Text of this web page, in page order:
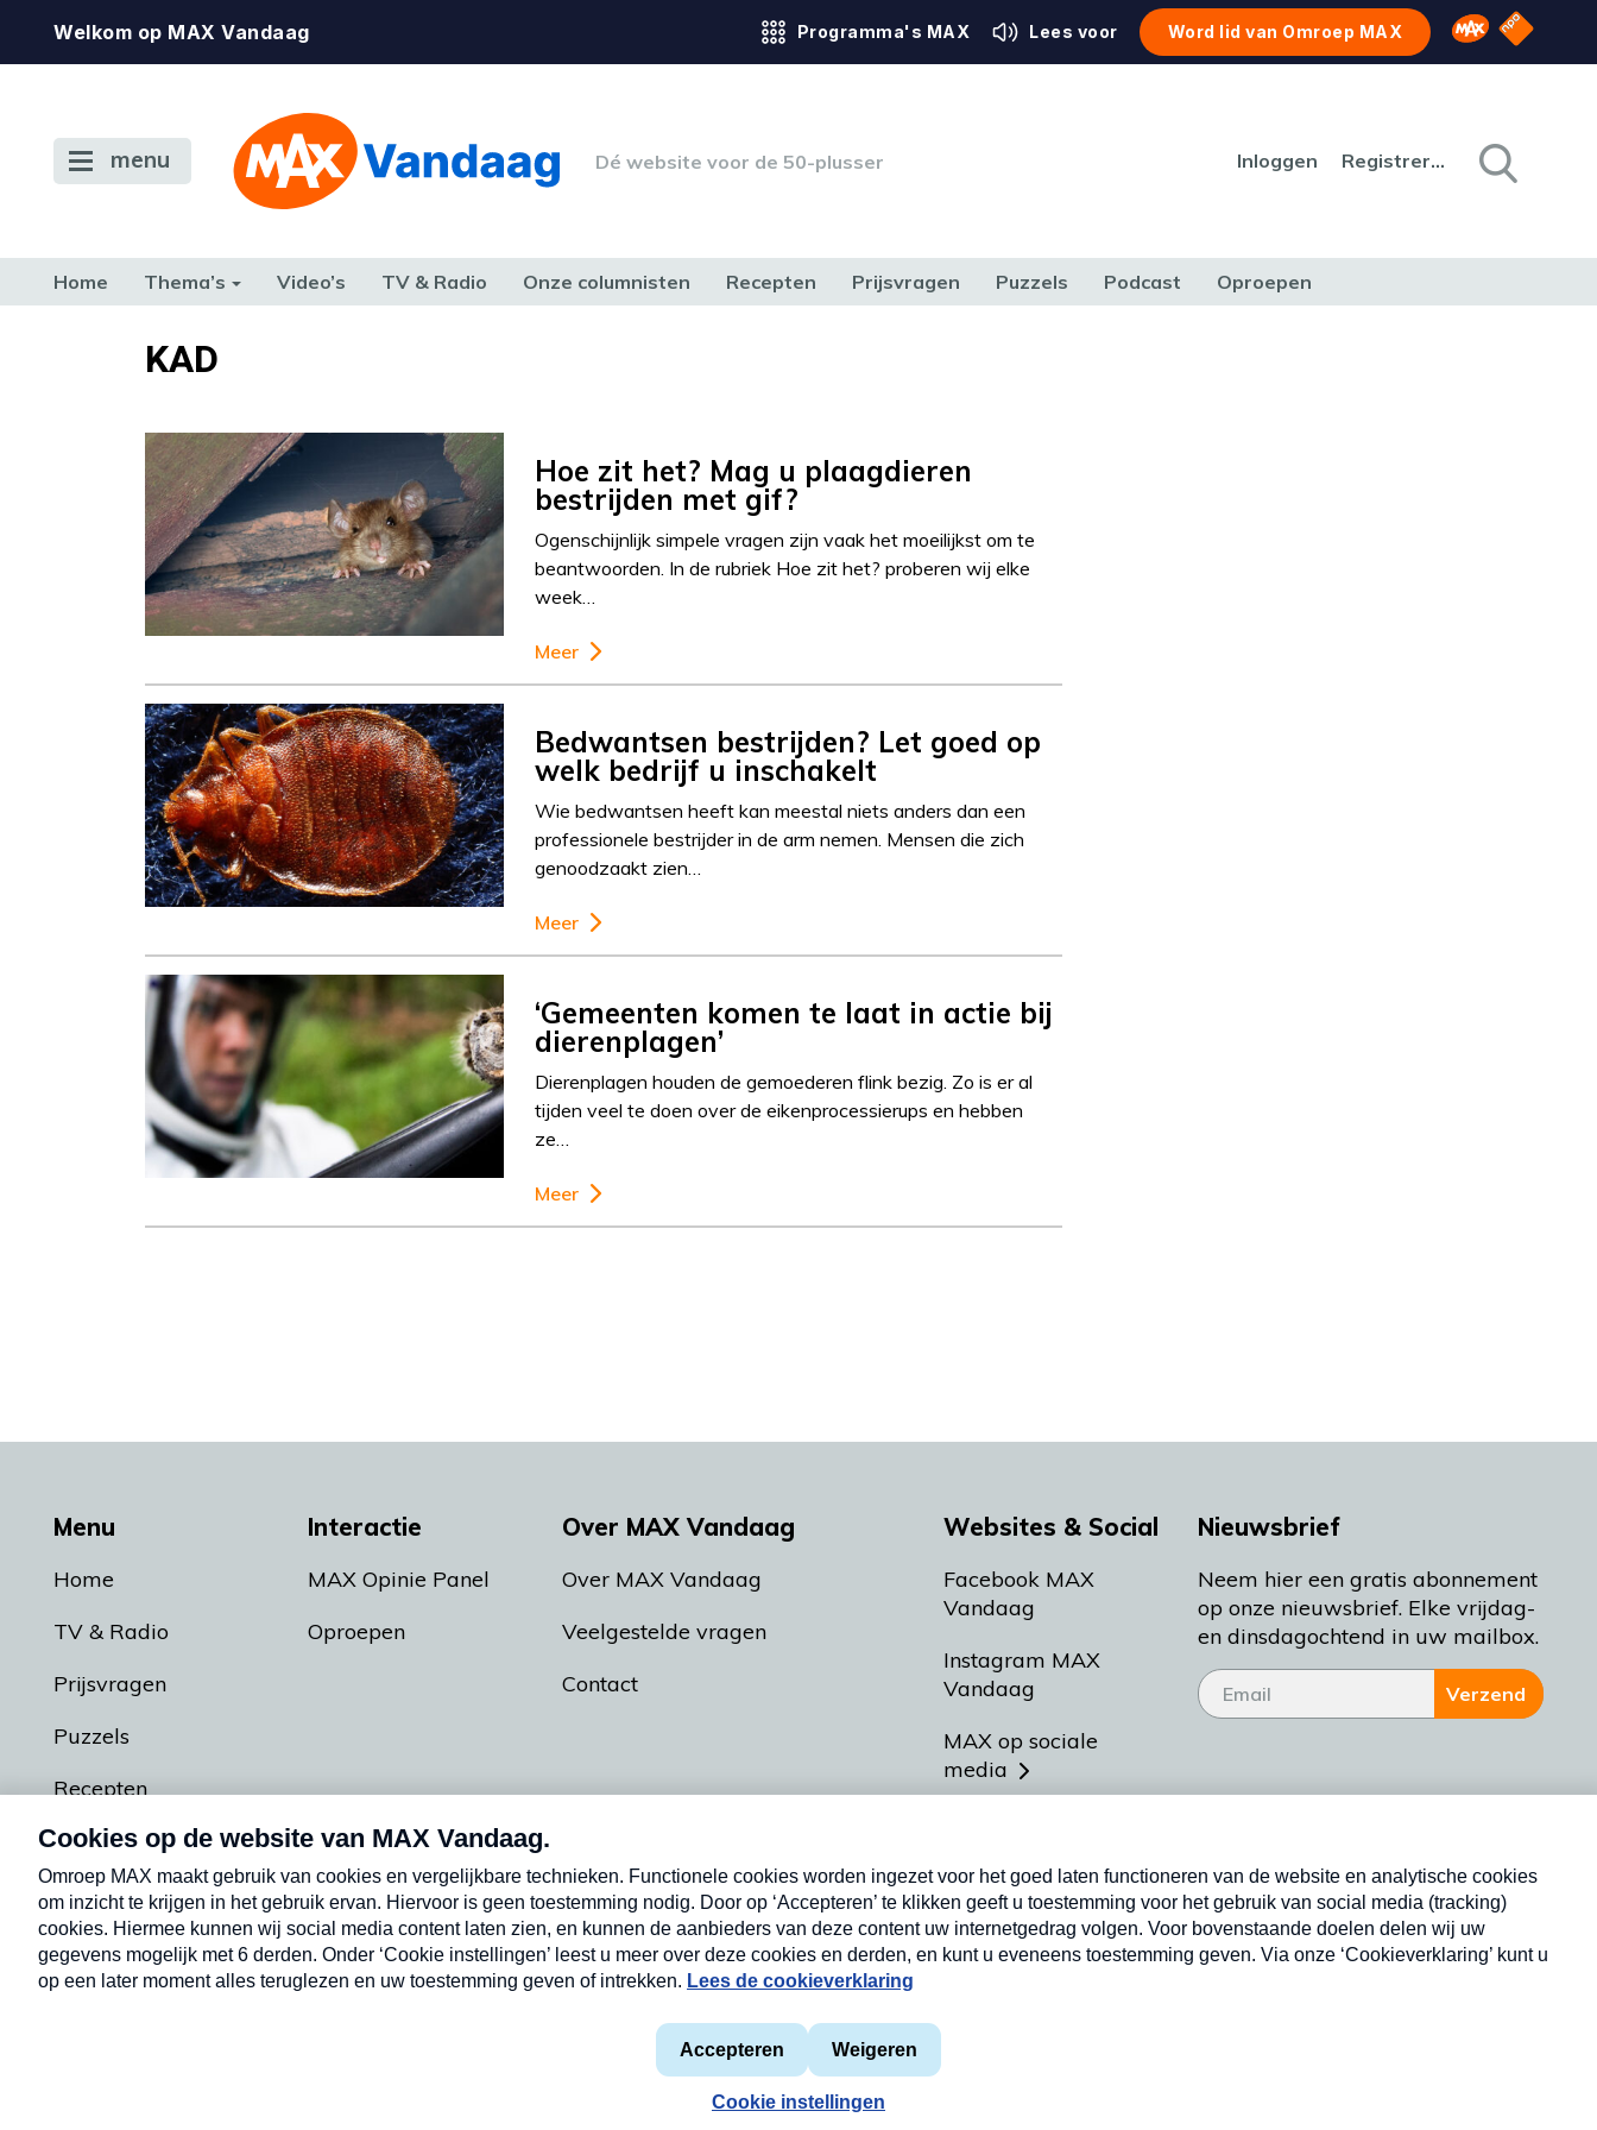
Welkom op MAX Vandaag Programma's MAX Lees voor Word lid van Omroep MAX Omroep MAX
NPO
menu Dé website voor de 50-plusser Inloggen Registreren
Home Thema’s Video’s TV & Radio Onze columnisten Recepten Prijsvragen Puzzels Podcast Oproepen
TERUG NAAR TOEN
KAD
Hoe zit het? Mag u plaagdieren
bestrijden met gif?
Ogenschijnlijk simpele vragen zijn vaak het moeilijkst om te
beantwoorden. In de rubriek Hoe zit het? proberen wij elke
week…
Meer
Bedwantsen bestrijden? Let goed op
welk bedrijf u inschakelt
Wie bedwantsen heeft kan meestal niets anders dan een
professionele bestrijder in de arm nemen. Mensen die zich
genoodzaakt zien…
Meer
‘Gemeenten komen te laat in actie bij
dierenplagen’
Dierenplagen houden de gemoederen flink bezig. Zo is er al
tijden veel te doen over de eikenprocessierups en hebben
ze…
Meer
Menu
Home
TV & Radio
Prijsvragen
Puzzels
Recepten
Podcasts
Interactie
MAX Opinie Panel
Oproepen
Over MAX Vandaag
Over MAX Vandaag
Veelgestelde vragen
Contact
Websites & Social
Facebook MAX
Vandaag
Instagram MAX
Vandaag
MAX op sociale
media
Meldpunt Actueel
Heel Holland Bakt
Nieuwsbrief
Neem hier een gratis abonnement
op onze nieuwsbrief. Elke vrijdag-
en dinsdagochtend in uw mailbox.
Verzend
Privacyverklaring
Cookieverklaring
Nieuwsbrief
Neem hier een gratis abonnement op onze